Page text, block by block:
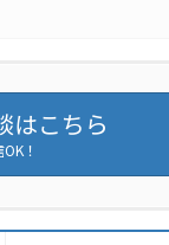
はこちら
！